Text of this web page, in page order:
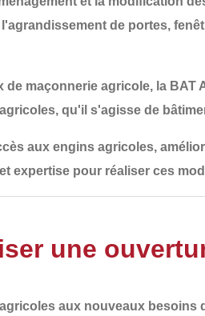
de portes,
de maçonnerie agricole, la BAT
qu'il s'agisse de
aux engins agricoles,
expertise pour réaliser ces
une
aux nouveaux besoins